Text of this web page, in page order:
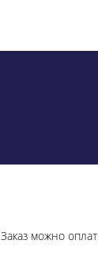
Заказ можно